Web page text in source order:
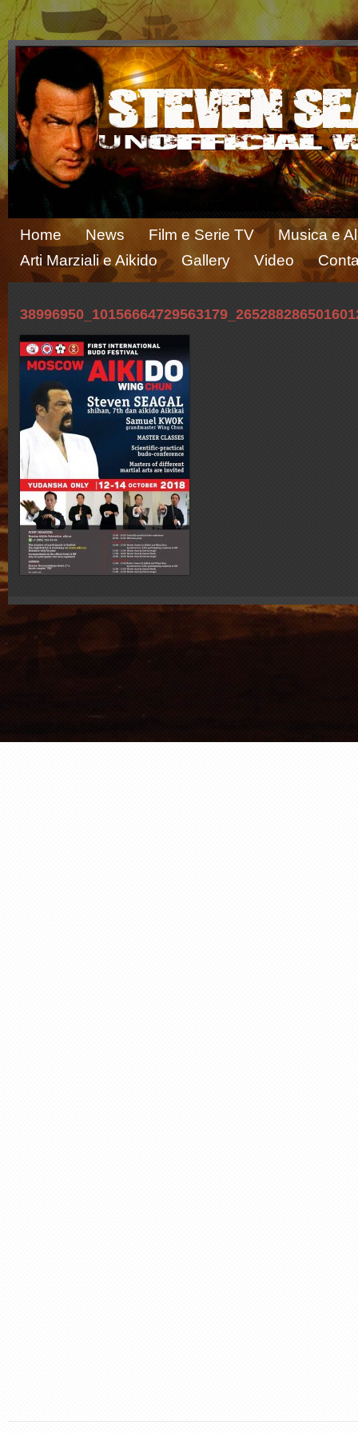
Home News Film e Serie TV
Musica e
Arti Marziali e Aikido
Gallery Video